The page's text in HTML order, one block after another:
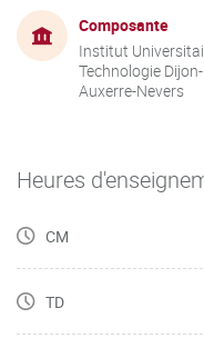
Composante
Institut
Technologie Dijon-
Auxerre-Nevers
Heures
CM
TD